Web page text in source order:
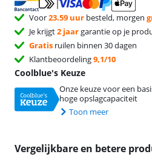
Voor23.59 uur besteld, morgen
Je krijgt2 jaargarantie op je
Gratis ruilen binnen 30 dagen
Klantbeoordeling9,1/10
Coolblue's Keuze
Onze keuze voor een
hoge opslagcapaciteit
Toon meer
Vergelijkbare en betere